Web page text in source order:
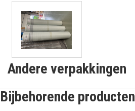
Andere verpakkingen
Bijbehorende producten